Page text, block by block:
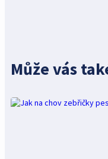
Může vás